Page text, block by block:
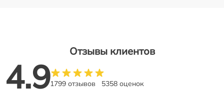
Отзывы клиентов
4.91799 отзывов 5358 оценок